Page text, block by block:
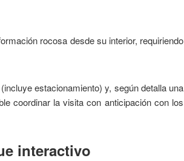
rocosa desde su interior, requiriendo
estacionamiento) y, según detalla una
coordinar la visita con anticipación con los
interactivo